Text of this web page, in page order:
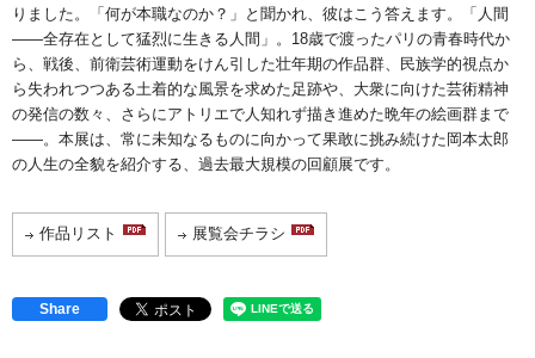
りました。「何が本職なのか？」と聞かれ、彼はこう答えます。「人間
――全存在として猛烈に生きる人間」。18歳で渡ったパリの青春時代か
ら、戦後、前衛芸術運動をけん引した壮年期の作品群、民族学的視点か
ら失われつつある土着的な風景を求めた足跡や、大衆に向けた芸術精神
の発信の数々、さらにアトリエで人知れず描き進めた晩年の絵画群まで
――。本展は、常に未知なるものに向かって果敢に挑み続けた岡本太郎
の人生の全貌を紹介する、過去最大規模の回顧展です。
作品リスト 展覧会チラシ
Share